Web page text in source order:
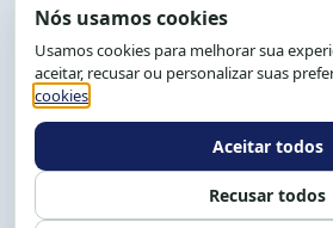
End.: R. da Graça, 150.
CEP: 40.150-055
Salvador-BA, Brasil.
Tel.: (71) 2104-5457, Cel.: (71) 9
Expediente: 8h às 12h e
Siga nossas redes